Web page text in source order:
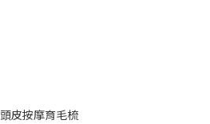
頭皮按摩育毛梳